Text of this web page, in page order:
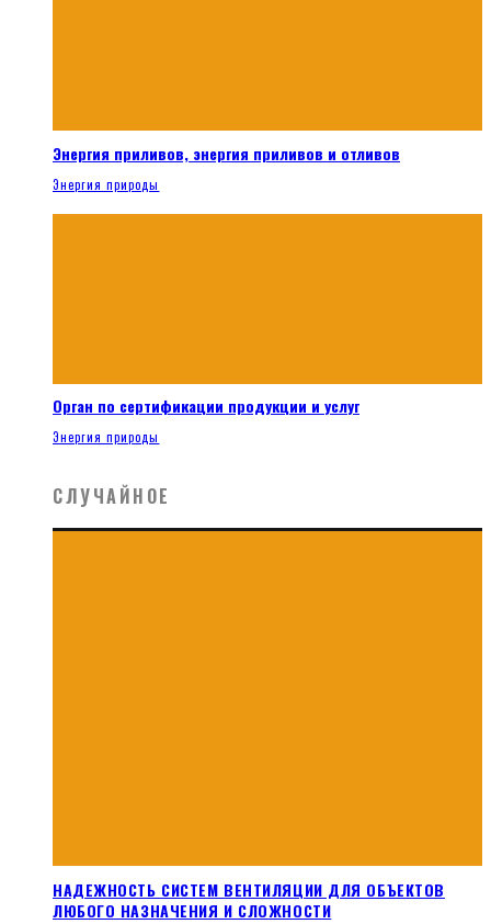
Энергия приливов, энергия приливов и отливов
Энергия природы
Орган по сертификации продукции и услуг
Энергия природы
СЛУЧАЙНОЕ
НАДЕЖНОСТЬ СИСТЕМ ВЕНТИЛЯЦИИ ДЛЯ ОБЪЕКТОВ
ЛЮБОГО НАЗНАЧЕНИЯ И СЛОЖНОСТИ